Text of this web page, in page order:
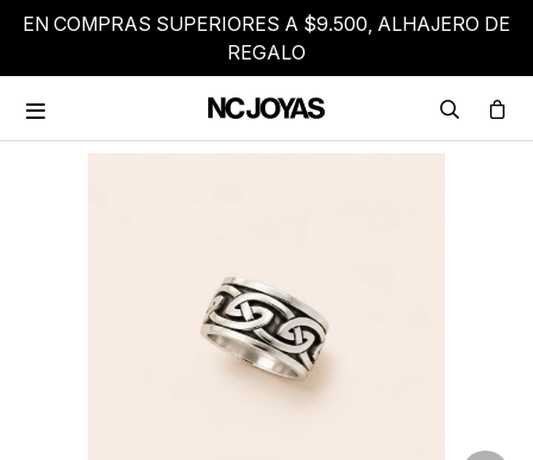
EN COMPRAS SUPERIORES A $9.500, ALHAJERO DE
REGALO
